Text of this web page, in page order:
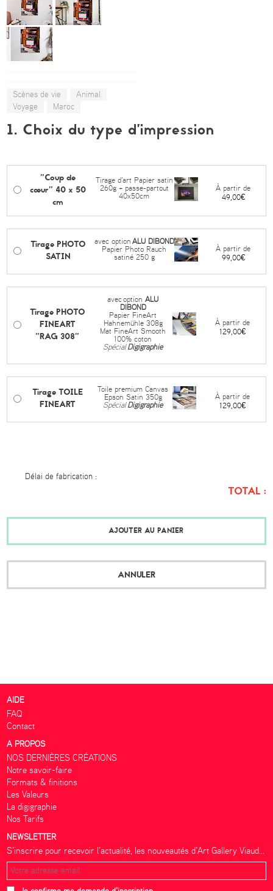
Scènes de vie
Animal
Voyage
Maroc
1. Choix du type d’impression
"Coup de
cœur" 40 x 50
cm
Tirage d'art Papier satin
260g + passe-partout
40x50cm
À partir de
49,00€
Tirage PHOTO
SATIN
avec option ALU DIBOND
Papier Photo Rauch
satiné 250 g
À partir de
99,00€
Tirage PHOTO
FINEART
"RAG 308"
avecoptionALU
DIBOND
Papier FineArt
Hahnemühle 308g
Mat FineArt Smooth
100% coton
SpécialDigigraphie
À partir de
129,00€
Tirage TOILE
FINEART
Toile premium Canvas
Epson Satin 350g
SpécialDigigraphie
À partir de
129,00€
Délai de fabrication :
TOTAL :
ANNULER
AJOUTER AU PANIER
AIDE
FAQ
Contact
A PROPOS
NOS DERNIÈRES CRÉATIONS
Notre savoir-faire
Formats & finitions
Les Valeurs
La digigraphie
Nos Tarifs
NEWSLETTER
S’inscrire pour recevoir l’actualité, les nouveautés d’Art Gallery Viaud...